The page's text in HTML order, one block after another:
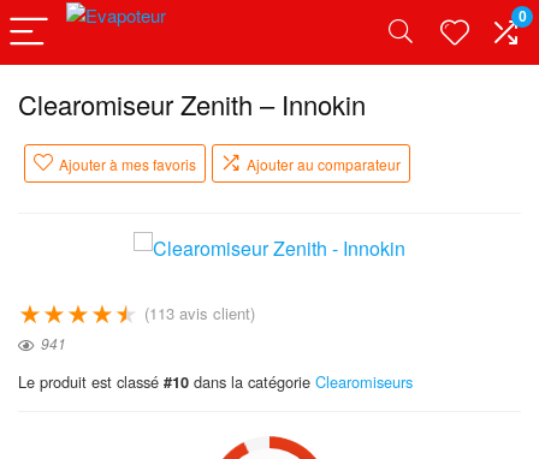
0
Clearomiseur Zenith – Innokin
Ajouter à mes favoris Ajouter au comparateur
★★★★★ (113 avis client)
941
Le produit est classé #10 dans la catégorie Clearomiseurs